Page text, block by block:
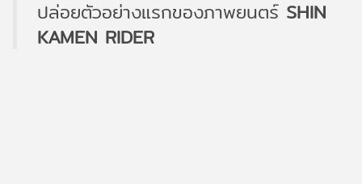
ปล่อยตัวอย่างแรกของภาพยนตร์ SHIN
KAMEN RIDER